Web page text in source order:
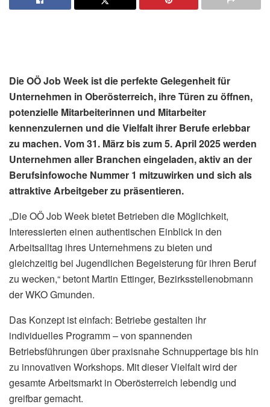
Die OÖ Job Week ist die perfekte Gelegenheit für
Unternehmen in Oberösterreich, ihre Türen zu öffnen,
potenzielle Mitarbeiterinnen und Mitarbeiter
kennenzulernen und die Vielfalt ihrer Berufe erlebbar
zu machen. Vom 31. März bis zum 5. April 2025 werden
Unternehmen aller Branchen eingeladen, aktiv an der
Berufsinfowoche Nummer 1 mitzuwirken und sich als
attraktive Arbeitgeber zu präsentieren.
„Die OÖ Job Week bietet Betrieben die Möglichkeit,
Interessierten einen authentischen Einblick in den
Arbeitsalltag ihres Unternehmens zu bieten und
gleichzeitig bei Jugendlichen Begeisterung für ihren Beruf
zu wecken,“ betont Martin Ettinger, Bezirksstellenobmann
der WKO Gmunden.
Das Konzept ist einfach: Betriebe gestalten ihr
individuelles Programm – von spannenden
Betriebsführungen über praxisnahe Schnuppertage bis hin
zu innovativen Workshops. Mit dieser Vielfalt wird der
gesamte Arbeitsmarkt in Oberösterreich lebendig und
greifbar gemacht.